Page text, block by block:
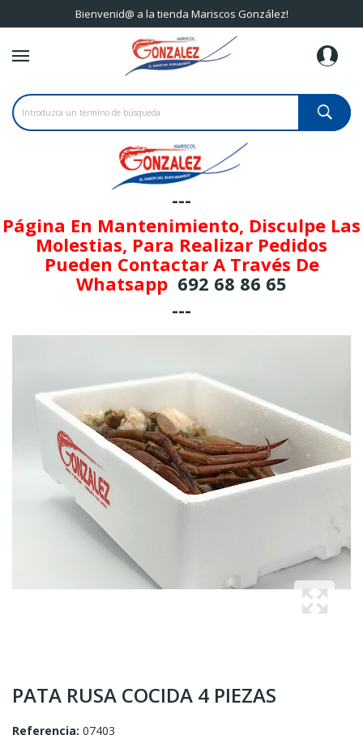
Bienvenid@ a la tienda Mariscos González!
---
Página En Mantenimiento, Disculpe Las
Molestias, Para Realizar Pedidos
Pueden Contactar A Través De
Whatsapp 692 68 86 65
---
PATA RUSA COCIDA 4 PIEZAS
Referencia: 07403